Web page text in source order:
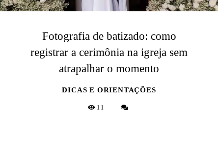
Fotografia de batizado: como
registrar a cerimônia na igreja sem
atrapalhar o momento
DICAS E ORIENTAÇÕES
11